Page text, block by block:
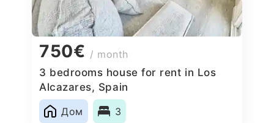
750€ / month
3 bedrooms house for rent in Los
Alcazares, Spain
Дом
3